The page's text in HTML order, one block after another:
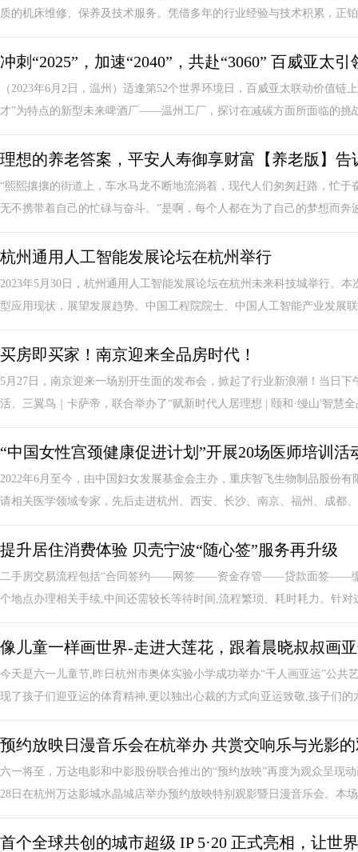
质的机床维修、保养及技术服务。凭借多年的行业经验与技术积累，正
冲刺“2025”，加速“2040”，共赴“3060” 百威亚太
（2023年6月2日，温州）适逢第52个世界环境日，百威亚太联动价值
才”为特点的新型未来啤酒厂——温州工厂，探讨在减碳方面所面临的挑
理想的养老答案，平安人寿御享财富【养老版】告
“熙熙攘攘的街道上，车水马龙不断地流淌着，现代人们匆匆赶路，忙
无不携带着自己的忙碌与奋斗。”是啊，每个人都在为了自己的梦想而奔
杭州通用人工智能发展论坛在杭州举行
2023年5月30日，杭州通用人工智能发展论坛在杭州未来科技城举行。
型应用现状，展望发展趋势。中国工程院院士、中国人工智能产业发展
买房即买家！南京迎来全品房时代！
5月27日，南京迎来一场别开生面的发布会，掀起了行业新浪潮！当日
活、三翼鸟｜卡萨帝，联合举办了“赋新时代人居理想 | 颐和·缦山'智慧
“中国女性宫颈健康促进计划”开展20场医师培训
2022年6月至今，由中国妇女发展基金会主办，重庆智飞生物制品股份
请相关医学领域专家，先后走进杭州、西安、长沙、南京、福州、成都
提升居住消费体验 贝壳宁波“随心签”服务再升级
二手房交易流程包括“合同签约——网签——资金存管——贷款面签——缴
个地点办理相关手续,中间还需较长等待时间,流程繁琐、耗时耗力。针对
像儿童一样画世界-走进大莲花，跟着晨晓叔叔画
今天是六一儿童节,昨日杭州市奥体实验小学成功举办“千人画亚运”公
现了孩子们迎亚运的体育精神,更以独出心裁的方式向亚运致敬,孩子们的
预约放映日漫音乐会在杭举办 共赏交响乐与光影
六一将至，万达电影和中影股份联合推出的“预约放映”再度为观众呈现
28日在杭州万达影城水晶城店举办预约放映特别观影暨日漫音乐会。本
首个全球共创的城市超级 IP 5·20 正式亮相，让世